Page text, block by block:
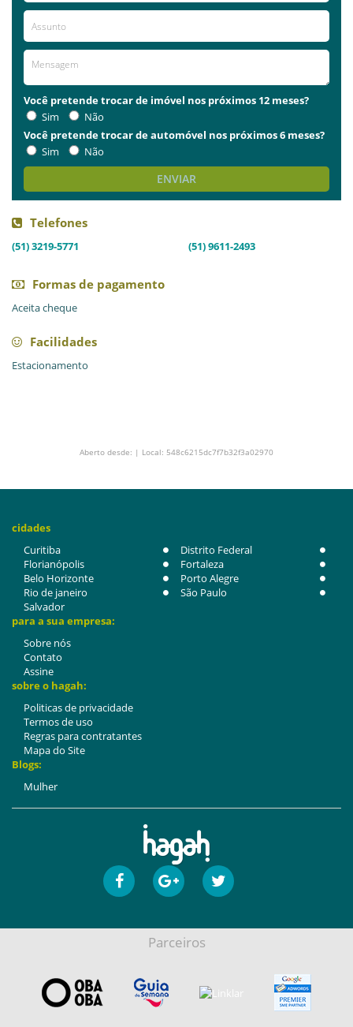
Você pretende trocar de imóvel nos próximos 12 meses?
Sim
Não
Você pretende trocar de automóvel nos próximos 6 meses?
Sim
Não
ENVIAR
Telefones
(51) 3219-5771 (51) 9611-2493
Formas de pagamento
Aceita cheque
Facilidades
Estacionamento
Aberto desde: | Local: 548c6215dc7f7b32f3a02970
cidades
Curitiba
Distrito Federal
Florianópolis
Fortaleza
Belo Horizonte
Porto Alegre
Rio de janeiro
São Paulo
Salvador
para a sua empresa:
Sobre nós
Contato
Assine
sobre o hagah:
Politicas de privacidade
Termos de uso
Regras para contratantes
Mapa do Site
Blogs:
Mulher
Parceiros